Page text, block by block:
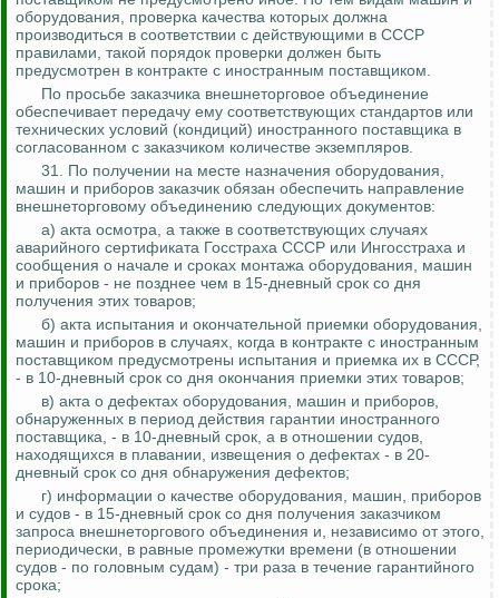
оборудования, проверка качества которых должна
производиться в соответствии с действующими в СССР
правилами, такой порядок проверки должен быть
предусмотрен в контракте с иностранным поставщиком.
По просьбе заказчика внешнеторговое объединение
обеспечивает передачу ему соответствующих стандартов или
технических условий (кондиций) иностранного поставщика в
согласованном с заказчиком количестве экземпляров.
31. По получении на месте назначения оборудования,
машин и приборов заказчик обязан обеспечить направление
внешнеторговому объединению следующих документов:
а) акта осмотра, а также в соответствующих случаях
аварийного сертификата Госстраха СССР или Ингосстраха и
сообщения о начале и сроках монтажа оборудования, машин
и приборов - не позднее чем в 15-дневный срок со дня
получения этих товаров;
б) акта испытания и окончательной приемки оборудования,
машин и приборов в случаях, когда в контракте с иностранным
поставщиком предусмотрены испытания и приемка их в СССР,
- в 10-дневный срок со дня окончания приемки этих товаров;
в) акта о дефектах оборудования, машин и приборов,
обнаруженных в период действия гарантии иностранного
поставщика, - в 10-дневный срок, а в отношении судов,
находящихся в плавании, извещения о дефектах - в 20-
дневный срок со дня обнаружения дефектов;
г) информации о качестве оборудования, машин, приборов
и судов - в 15-дневный срок со дня получения заказчиком
запроса внешнеторгового объединения и, независимо от этого,
периодически, в равные промежутки времени (в отношении
судов - по головным судам) - три раза в течение гарантийного
срока;